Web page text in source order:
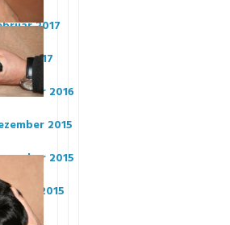
2017
2017
2016
2015
2015
2015